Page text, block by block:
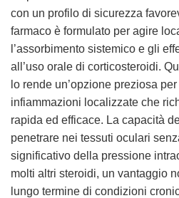
con un profilo di sicurezza
farmaco è formulato per agire
l’assorbimento sistemico e gli
all’uso orale di corticosteroidi.
lo rende un’opzione preziosa
infiammazioni localizzate che
rapida ed efficace. La capacità
penetrare nei tessuti oculari
significativo della pressione
molti altri steroidi, un vantaggio
lungo termine di condizioni